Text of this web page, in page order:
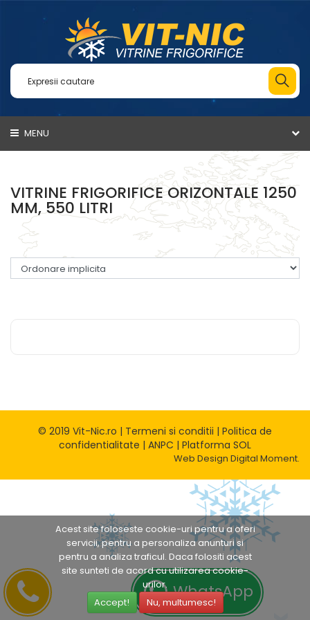
MENU
VITRINE FRIGORIFICE ORIZONTALE 1250
MM, 550 LITRI
© 2019 Vit-Nic.ro | Termeni si conditii | Politica de
confidentialitate | ANPC | Platforma SOL
Web Design Digital Moment.
WhatsApp
Acest site foloseste cookie-uri pentru a oferi
servicii, pentru a personaliza anunturi si
pentru a analiza traficul. Daca folositi acest
site sunteti de acord cu utilizarea cookie-
urilor.
Accept!
Nu, multumesc!